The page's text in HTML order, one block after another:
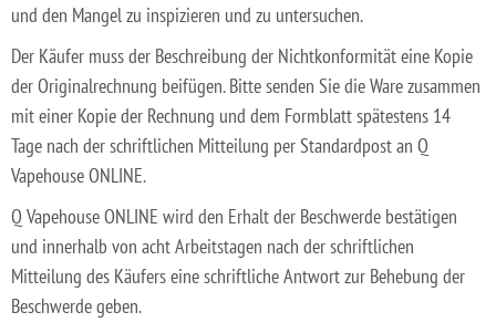
und den Mangel zu inspizieren und zu untersuchen.
Der Käufer muss der Beschreibung der Nichtkonformität eine Kopie
der Originalrechnung beifügen. Bitte senden Sie die Ware zusammen
mit einer Kopie der Rechnung und dem Formblatt spätestens 14
Tage nach der schriftlichen Mitteilung per Standardpost an Q
Vapehouse ONLINE.
Q Vapehouse ONLINE wird den Erhalt der Beschwerde bestätigen
und innerhalb von acht Arbeitstagen nach der schriftlichen
Mitteilung des Käufers eine schriftliche Antwort zur Behebung der
Beschwerde geben.